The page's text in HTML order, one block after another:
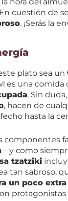
cuestión de
. ¡Serás la
plato sea un
es una comida
. Sin
, hacen de
hasta la
componentes
– y como
tzatziki
tan sabroso,
un poco
protagonistas